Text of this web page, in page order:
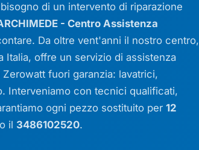
di un intervento di riparazione
- Centro Assistenza
Da oltre vent'anni il nostro centro,
Italia, offre un servizio di assistenza
fuori garanzia: lavatrici,
Interveniamo con tecnici qualificati,
ogni pezzo sostituito per12
il 3486102520.